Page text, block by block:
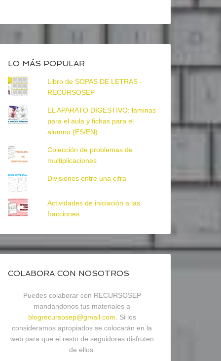
LO MÁS POPULAR
Libro de SOPAS DE LETRAS -
RECURSOSEP
EL APARATO DIGESTIVO: láminas
para el aula y fichas para el
alumno (ES/EN)
Colección de problemas de
multiplicaciones
Divisiones entre una cifra
Actividades de iniciación a las
fracciones
COLABORA CON NOSOTROS
Puedes colaborar con RECURSOSEP
mandándonos tus materiales a
blogrecursosep@gmail.com . Si los
consideramos apropiados se colocarán en la
web para que el resto de seguidores disfruten
de ellos.